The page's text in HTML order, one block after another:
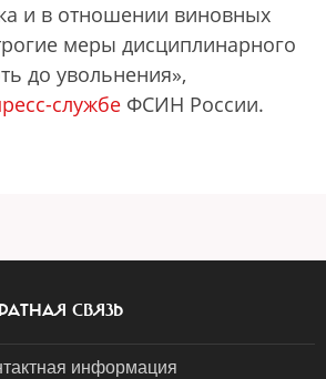
и в отношении виновных
меры дисциплинарного
до увольнения»,
службе ФСИН России.
СВЯЗЬ
информация